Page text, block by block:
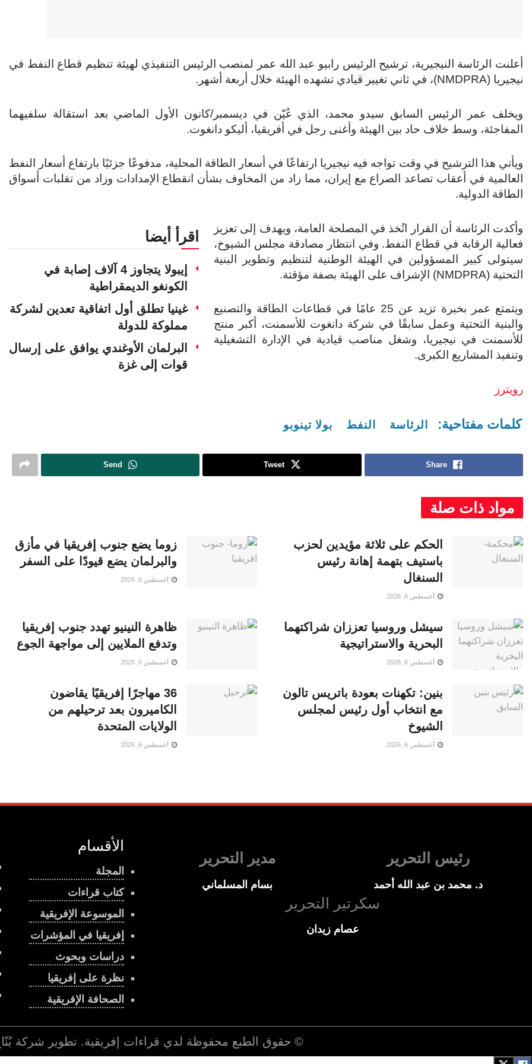
أعلنت الرئاسة النيجيرية، ترشيح الرئيس رابيو عبد الله عمر لمنصب الرئيس التنفيذي لهيئة تنظيم قطاع النفط في
نيجيريا (NMDPRA)، في ثاني تغيير قيادي تشهده الهيئة خلال أربعة أشهر.
ويخلف عمر الرئيس السابق سيدو محمد، الذي عُيّن في ديسمبر/كانون الأول الماضي بعد استقالة سلفيهما
المفاجئة، وسط خلاف حاد بين الهيئة وأغنى رجل في أفريقيا، أليكو دانغوت.
ويأتي هذا الترشيح في وقت تواجه فيه نيجيريا ارتفاعًا في أسعار الطاقة المحلية، مدفوعًا جزئيًا بارتفاع أسعار النفط
العالمية في أعقاب تصاعد الصراع مع إيران، مما زاد من المخاوف بشأن انقطاع الإمدادات وزاد من تقلبات أسواق
الطاقة الدولية.
اقرأ أيضا
إيبولا يتجاوز 4 آلاف إصابة في
الكونغو الديمقراطية
غينيا تطلق أول اتفاقية تعدين لشركة
مملوكة للدولة
البرلمان الأوغندي يوافق على إرسال
قوات إلى غزة
وأكدت الرئاسة أن القرار اتُخذ في المصلحة العامة، ويهدف إلى تعزيز
فعالية الرقابة في قطاع النفط. وفي انتظار مصادقة مجلس الشيوخ،
سيتولى كبير المسؤولين في الهيئة الوطنية لتنظيم وتطوير البنية
التحتية (NMDPRA) الإشراف على الهيئة بصفة مؤقتة.
ويتمتع عمر بخبرة تزيد عن 25 عامًا في قطاعات الطاقة والتصنيع
والبنية التحتية وعمل سابقًا في شركة دانغوت للأسمنت، أكبر منتج
للأسمنت في نيجيريا، وشغل مناصب قيادية في الإدارة التشغيلية
وتنفيذ المشاريع الكبرى.
رويترز
كلمات مفتاحية: الرئاسة النفط بولا تينوبو
Share
Tweet
Send
مواد ذات صلة
الحكم على ثلاثة مؤيدين لحزب
باستيف بتهمة إهانة رئيس
السنغال
أغسطس 6, 2026
زوما يضع جنوب إفريقيا في مأزق
والبرلمان يضع قيودًا على السفر
أغسطس 6, 2026
سيشل وروسيا تعززان شراكتهما
البحرية والاستراتيجية
أغسطس 6, 2026
ظاهرة النينيو تهدد جنوب إفريقيا
وتدفع الملايين إلى مواجهة الجوع
أغسطس 6, 2026
بنين: تكهنات بعودة باتريس تالون
مع انتخاب أول رئيس لمجلس
الشيوخ
أغسطس 6, 2026
36 مهاجرًا إفريقيًا يقاضون
الكاميرون بعد ترحيلهم من
الولايات المتحدة
أغسطس 6, 2026
الأقسام
المجلة
كتاب قراءات
الموسوعة الإفريقية
إفريقيا في المؤشرات
دراسات وبحوث
نظرة على إفريقيا
الصحافة الإفريقية
رئيس التحرير
د. محمد بن عبد الله أحمد
مدير التحرير
بسام المسلماني
سكرتير التحرير
عصام زيدان
© حقوق الطبع محفوظة لدي قراءات إفريقية. تطوير شركة